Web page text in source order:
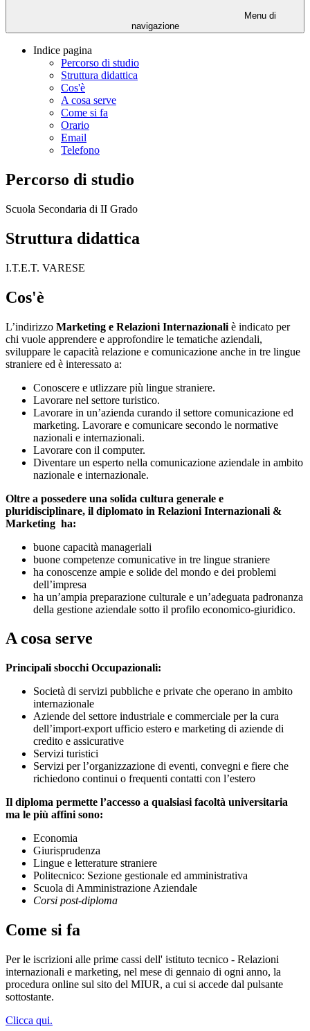
Menu di
navigazione
Indice pagina
Percorso di studio
Struttura didattica
Cos'è
A cosa serve
Come si fa
Orario
Email
Telefono
Percorso di studio
Scuola Secondaria di II Grado
Struttura didattica
I.T.E.T. VARESE
Cos'è
L’indirizzo Marketing e Relazioni Internazionali è indicato per
chi vuole apprendere e approfondire le tematiche aziendali,
sviluppare le capacità relazione e comunicazione anche in tre lingue
straniere ed è interessato a:
Conoscere e utlizzare più lingue straniere.
Lavorare nel settore turistico.
Lavorare in un’azienda curando il settore comunicazione ed
marketing. Lavorare e comunicare secondo le normative
nazionali e internazionali.
Lavorare con il computer.
Diventare un esperto nella comunicazione aziendale in ambito
nazionale e internazionale.
Oltre a possedere una solida cultura generale e
pluridisciplinare, il diplomato in Relazioni Internazionali &
Marketing ha:
buone capacità manageriali
buone competenze comunicative in tre lingue straniere
ha conoscenze ampie e solide del mondo e dei problemi
dell’impresa
ha un’ampia preparazione culturale e un’adeguata padronanza
della gestione aziendale sotto il profilo economico-giuridico.
A cosa serve
Principali sbocchi Occupazionali:
Società di servizi pubbliche e private che operano in ambito
internazionale
Aziende del settore industriale e commerciale per la cura
dell’import-export ufficio estero e marketing di aziende di
credito e assicurative
Servizi turistici
Servizi per l’organizzazione di eventi, convegni e fiere che
richiedono continui o frequenti contatti con l’estero
Il diploma permette l’accesso a qualsiasi facoltà universitaria
ma le più affini sono:
Economia
Giurisprudenza
Lingue e letterature straniere
Politecnico: Sezione gestionale ed amministrativa
Scuola di Amministrazione Aziendale
Corsi post-diploma
Come si fa
Per le iscrizioni alle prime cassi dell' istituto tecnico - Relazioni
internazionali e marketing, nel mese di gennaio di ogni anno, la
procedura online sul sito del MIUR, a cui si accede dal pulsante
sottostante.
Clicca qui.